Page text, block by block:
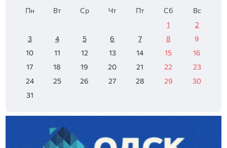
Пн Вт Ср Чт Пт Сб
Вс
1
2
3
4 5 6 7 8
9
10
11 12 13 14 15
16
17
18 19 20 21 22
23
24
25 26 27 28 29
30
31